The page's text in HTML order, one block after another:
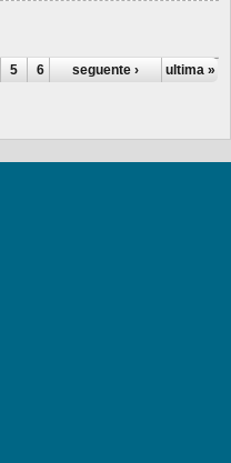
5 6 8 9
11
seguente › ultima »